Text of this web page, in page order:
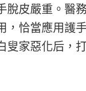
脫皮嚴重。醫
，恰當應用護
叟家惡化后，